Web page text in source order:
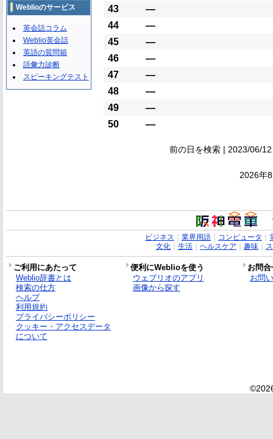
43
―
44
―
45
―
46
―
47
―
48
―
49
―
50
―
前の日を検索 | 2023/06/
2026年
Weblioのサービス
英会話コラム
Weblio英会話
英語の質問箱
語彙力診断
スピーキングテスト
ビジネス 業界用語｜ コンピュータ
文化｜ 生活｜ ヘルスケア 趣味｜
ご利用にあたって 便利にWeblioを使う
お問
Weblio辞書とは
検索の仕方
ヘルプ
利用規約
プライバシーポリシー
クッキー・アクセスデータ
について
ウェブリオのアプリ
画像から探す
お問